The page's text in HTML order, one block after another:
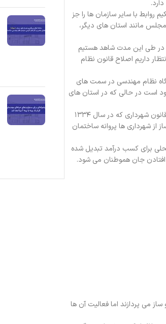
روابط با سایر سازمان ها را جز
مانند استان های دیگر،
قانون نظام مهندسی ساختمان در سال ۷۴ به تصویب رسید که در طی این مدت شاهد هستیم
داریم اصلاح قانون نظام
نظام مهندسی در سمت های
است در حالی که در استان های
رئیس سازمان نظام مهندسی ساختمان خوزستان به ساخت و سازهای غیرمجاز در سطح استان اشاره کرد و افزود: یکی از مواد قانون شهرداری که در سال ۱۳۳۴
وساز از شهرداری ها پروانه ساختمان
ساز است به محلی برای کسب درآمد تبدیل شده
جان هموطنان می شود.
می پردازند اما فعالیت آن ها